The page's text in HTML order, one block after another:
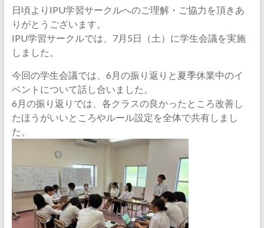
洋
大
学
｜
学
習
サ
ー
ク
ル
日頃よりIPU学習サークルへのご理解・ご協力を頂きあ
りがとうございます。
IPU学習サークルでは、7月5日（土）に学生会議を実施
しました。
今回の学生会議では、6月の振り返りと夏季休業中のイ
ベントについて話し合いました。
6月の振り返りでは、各クラスの良かったところ改善し
たほうがいいところやルール設定を全体で共有しまし
た。